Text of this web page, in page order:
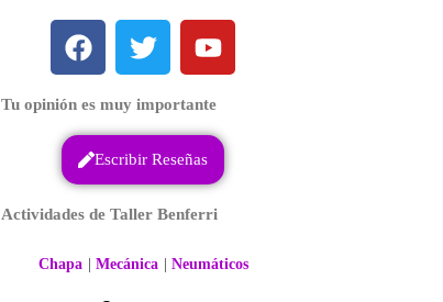
Tu opinión es muy importante
Escribir Reseñas
Actividades de Taller Benferri
Chapa | Mecánica | Neumáticos